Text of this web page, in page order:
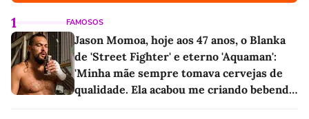
1 FAMOSOS
Jason Momoa, hoje aos 47 anos, o Blanka
de 'Street Fighter' e eterno 'Aquaman':
'Minha mãe sempre tomava cervejas de
qualidade. Ela acabou me criando bebendo